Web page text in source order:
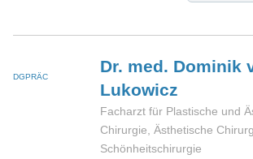
DGPRÄC
Dr. med. Dominik
Lukowicz
Facharzt für Plastische und
Chirurgie, Ästhetische
Schönheitschirurgie